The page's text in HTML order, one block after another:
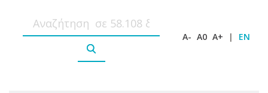
A- A0 A+ | EN